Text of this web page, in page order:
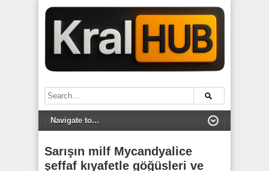
Sarışın milf Mycandyalice
şeffaf kıyafetle göğüsleri ve